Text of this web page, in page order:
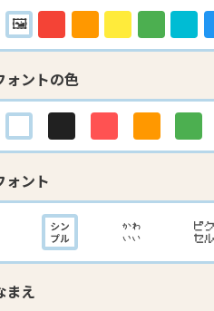
ォントの色
ォント
まえ